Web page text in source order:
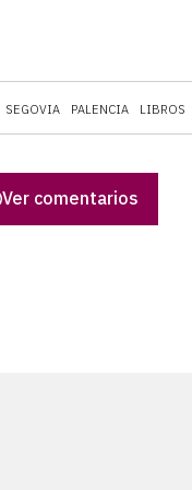
SEGOVIA PALENCIA LIBROS
Ver comentarios